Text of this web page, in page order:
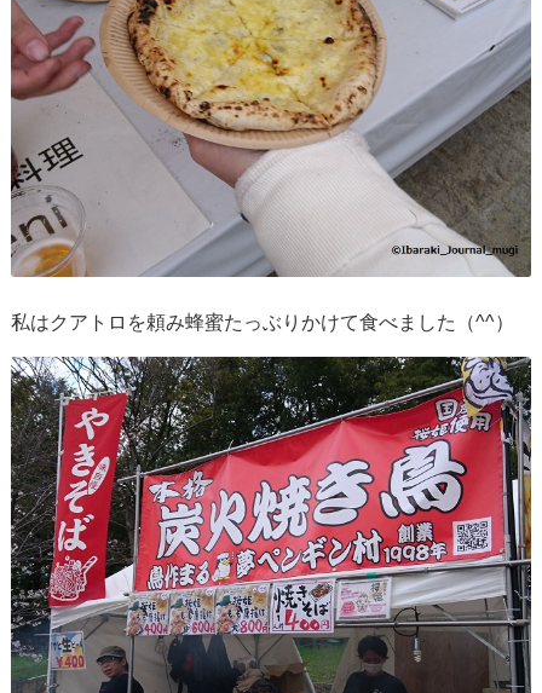
私はクアトロを頼み蜂蜜たっぶりかけて食べました（^^）